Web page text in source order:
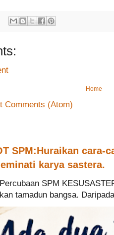
Home
Comments (Atom)
SPM:Huraikan cara-
karya sastera.
SPM
tamadun bangsa.